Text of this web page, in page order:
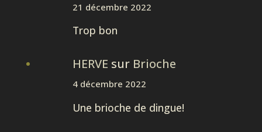
21 décembre 2022
Trop bon
HERVE sur Brioche
4 décembre 2022
Une brioche de dingue!